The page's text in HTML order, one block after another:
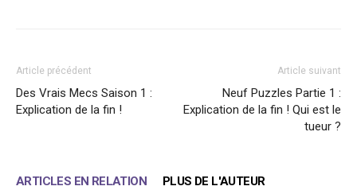
Article précédent
Des Vrais Mecs Saison 1 :
Explication de la fin !
Article suivant
Neuf Puzzles Partie 1 :
Explication de la fin ! Qui est le
tueur ?
ARTICLES EN RELATION PLUS DE L'AUTEUR